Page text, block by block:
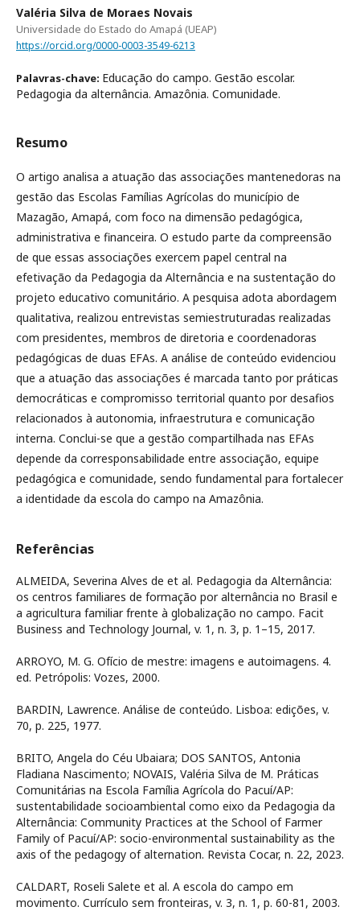
Valéria Silva de Moraes Novais
Universidade do Estado do Amapá (UEAP)
https://orcid.org/0000-0003-3549-6213
Palavras-chave: Educação do campo. Gestão escolar.
Pedagogia da alternância. Amazônia. Comunidade.
Resumo
O artigo analisa a atuação das associações mantenedoras na
gestão das Escolas Famílias Agrícolas do município de
Mazagão, Amapá, com foco na dimensão pedagógica,
administrativa e financeira. O estudo parte da compreensão
de que essas associações exercem papel central na
efetivação da Pedagogia da Alternância e na sustentação do
projeto educativo comunitário. A pesquisa adota abordagem
qualitativa, realizou entrevistas semiestruturadas realizadas
com presidentes, membros de diretoria e coordenadoras
pedagógicas de duas EFAs. A análise de conteúdo evidenciou
que a atuação das associações é marcada tanto por práticas
democráticas e compromisso territorial quanto por desafios
relacionados à autonomia, infraestrutura e comunicação
interna. Conclui-se que a gestão compartilhada nas EFAs
depende da corresponsabilidade entre associação, equipe
pedagógica e comunidade, sendo fundamental para fortalecer
a identidade da escola do campo na Amazônia.
Referências
ALMEIDA, Severina Alves de et al. Pedagogia da Alternância:
os centros familiares de formação por alternância no Brasil e
a agricultura familiar frente à globalização no campo. Facit
Business and Technology Journal, v. 1, n. 3, p. 1–15, 2017.
ARROYO, M. G. Ofício de mestre: imagens e autoimagens. 4.
ed. Petrópolis: Vozes, 2000.
BARDIN, Lawrence. Análise de conteúdo. Lisboa: edições, v.
70, p. 225, 1977.
BRITO, Angela do Céu Ubaiara; DOS SANTOS, Antonia
Fladiana Nascimento; NOVAIS, Valéria Silva de M. Práticas
Comunitárias na Escola Família Agrícola do Pacuí/AP:
sustentabilidade socioambiental como eixo da Pedagogia da
Alternância: Community Practices at the School of Farmer
Family of Pacuí/AP: socio-environmental sustainability as the
axis of the pedagogy of alternation. Revista Cocar, n. 22, 2023.
CALDART, Roseli Salete et al. A escola do campo em
movimento. Currículo sem fronteiras, v. 3, n. 1, p. 60-81, 2003.